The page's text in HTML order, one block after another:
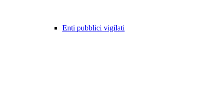
Enti pubblici vigilati